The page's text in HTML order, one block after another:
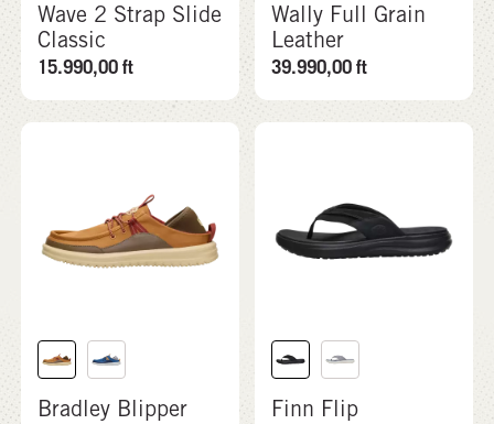
Wave 2 Strap Slide
Classic
15.990,00ft
Wally Full Grain
Leather
39.990,00ft
Bradley Blipper
Finn Flip